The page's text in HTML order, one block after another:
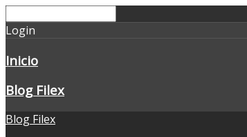
Login
Inicio
Blog Filex
Blog Filex